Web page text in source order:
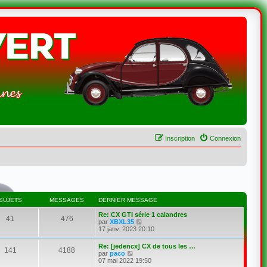
Connexion
Inscription
MESSAGES DERNIER MESSAGE
41 476
Re: CX GTI série 1 calandres
parXBXL35
o
s
u
t
17 janv. 2023 20:10
141 4188
Re: [jedencx] CX de tous les …
parpaco
o
07 mai 2022 19:50